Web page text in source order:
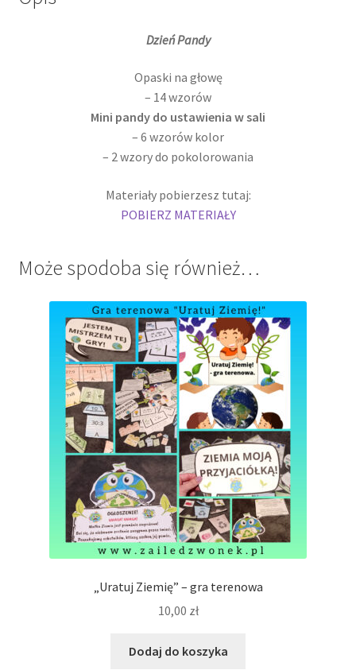
Dzień Pandy
Opaski na głowę
– 14 wzorów
Mini pandy do ustawienia w sali
– 6 wzorów kolor
– 2 wzory do pokolorowania
Materiały pobierzesz tutaj:
POBIERZ MATERIAŁY
Może spodoba się również…
„Uratuj Ziemię” – gra terenowa
10,00 zł
Dodaj do koszyka